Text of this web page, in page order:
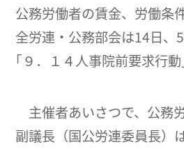
公務労働者の賃金、労働条
全労連・公務部会は14日、
｢９．１４人事院前要求行動
主催者あいさつで、公務
副議長（国公労連委員長）